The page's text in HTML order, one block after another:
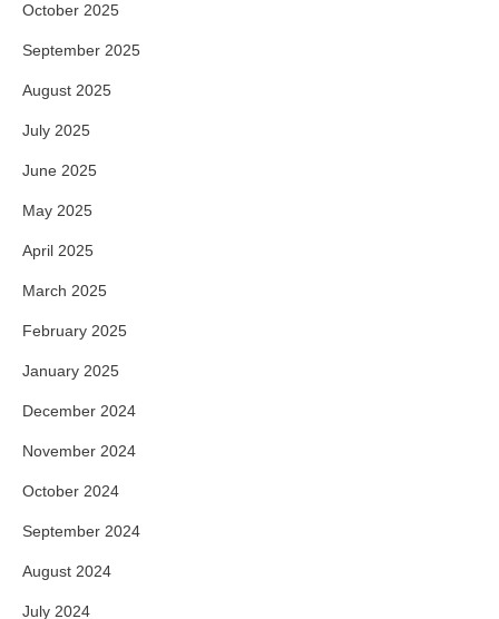
October 2025
September 2025
August 2025
July 2025
June 2025
May 2025
April 2025
March 2025
February 2025
January 2025
December 2024
November 2024
October 2024
September 2024
August 2024
July 2024